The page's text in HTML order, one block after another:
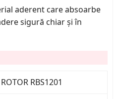
aderent care absoarbe
sigură chiar și în
ROTOR RBS1201